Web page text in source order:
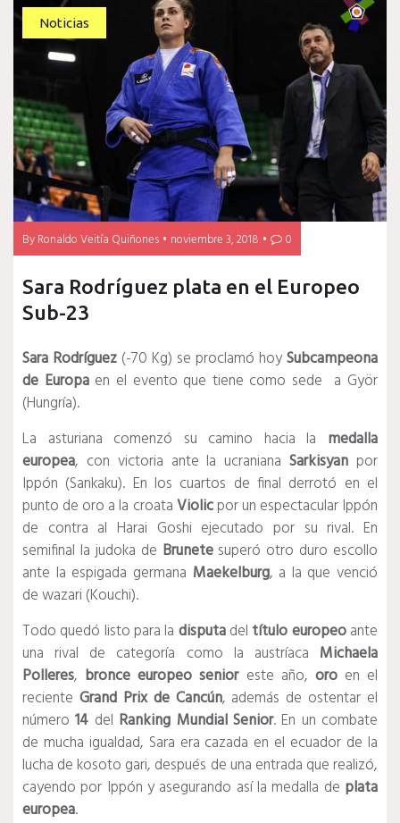
ByRonaldo Veitía Quiñones noviembre 3, 2018 0
Noticias
Sara Rodríguez plata en el Europeo
Sub-23
Sara Rodríguez (-70 Kg) se proclamó hoySubcampeona
de Europaen el evento que tiene como sede a Györ
(Hungría).
La asturiana comenzó su camino hacia la medalla
europea, con victoria ante la ucranianaSarkisyan por
Ippón (Sankaku). En los cuartos de final derrotó en el
punto de oro a la croataViolicpor un espectacular Ippón
de contra al Harai Goshi ejecutado por su rival. En
semifinal la judoka de Brunetesuperó otro duro escollo
ante la espigada germana Maekelburg, a la que venció
de wazari (Kouchi).
Todo quedó listo para la disputadel título europeoante
una rival de categoría como la austríaca Michaela
Polleres, bronce europeo senioreste año, oroen el
reciente Grand Prix de Cancún, además de ostentar el
número14 del Ranking Mundial Senior. En un combate
de mucha igualdad, Sara era cazada en el ecuador de la
lucha de kosoto gari, después de una entrada que realizó,
cayendo por Ippón y asegurando así la medalla de plata
europea.